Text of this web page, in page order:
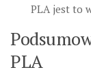
PLA jest to
PLA